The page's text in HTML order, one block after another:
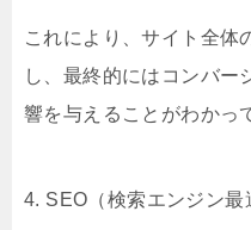
これにより、サイト全体
し、最終的にはコンバー
響を与えることがわかっ
4. SEO（検索エンジン